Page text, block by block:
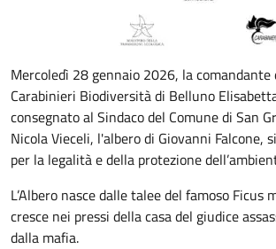
Mercoledì 28 gennaio 2026, la comandante
Carabinieri Biodiversità di Belluno
consegnato al Sindaco del Comune di San
Nicola Vieceli, l'albero di Giovanni Falcone,
per la legalità e della protezione
L’Albero nasce dalle talee del famoso Ficus
cresce nei pressi della casa del giudice
dalla mafia.